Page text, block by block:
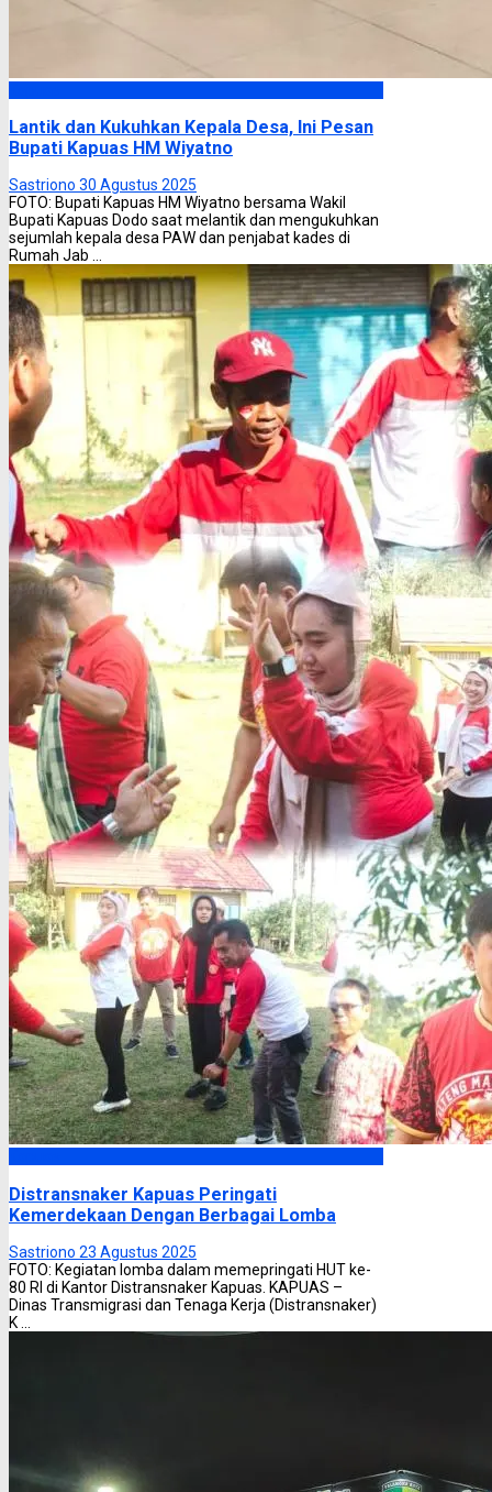
Lantik dan Kukuhkan Kepala Desa, Ini Pesan
Bupati Kapuas HM Wiyatno
Sastriono 30 Agustus 2025
FOTO: Bupati Kapuas HM Wiyatno bersama Wakil
Bupati Kapuas Dodo saat melantik dan mengukuhkan
sejumlah kepala desa PAW dan penjabat kades di
Rumah Jab ...
Distransnaker Kapuas Peringati
Kemerdekaan Dengan Berbagai Lomba
Sastriono 23 Agustus 2025
FOTO: Kegiatan lomba dalam memepringati HUT ke-
80 RI di Kantor Distransnaker Kapuas. KAPUAS –
Dinas Transmigrasi dan Tenaga Kerja (Distransnaker)
K ...